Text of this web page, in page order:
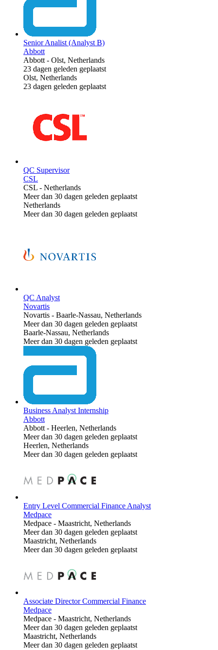
Senior Analist (Analyst B)
Abbott
Abbott- Olst, Netherlands
23 dagen geleden geplaatst
Olst, Netherlands
23 dagen geleden geplaatst
QC Supervisor
CSL
CSL - Netherlands
Meer dan 30 dagen geleden geplaatst
Netherlands
Meer dan 30 dagen geleden geplaatst
QC Analyst
Novartis
Novartis - Baarle-Nassau, Netherlands
Meer dan 30 dagen geleden geplaatst
Baarle-Nassau, Netherlands
Meer dan 30 dagen geleden geplaatst
Business Analyst Internship
Abbott
Abbott- Heerlen, Netherlands
Meer dan 30 dagen geleden geplaatst
Heerlen, Netherlands
Meer dan 30 dagen geleden geplaatst
Entry Level Commercial Finance Analyst
Medpace
Medpace - Maastricht, Netherlands
Meer dan 30 dagen geleden geplaatst
Maastricht, Netherlands
Meer dan 30 dagen geleden geplaatst
Associate Director Commercial Finance
Medpace
Medpace - Maastricht, Netherlands
Meer dan 30 dagen geleden geplaatst
Maastricht, Netherlands
Meer dan 30 dagen geleden geplaatst